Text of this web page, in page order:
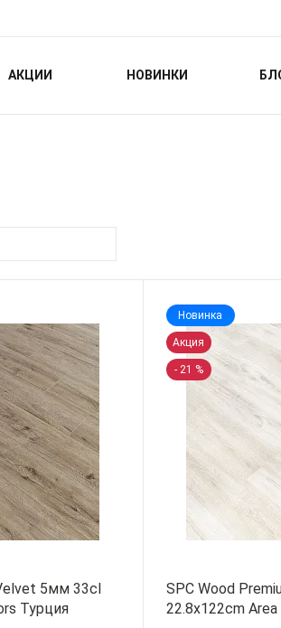
АКЦИИ НОВИНКИ
5мм 33cl
Турция
Новинка
Акция
- 21 %
SPC Wood
22.8x122cm